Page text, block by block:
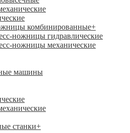
комбинированные+
ножницы гидравлические
ножницы механические
машины
станки+